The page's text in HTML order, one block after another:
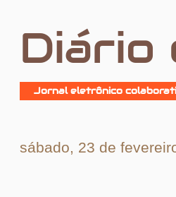
Diário
Jornal eletrônico
sábado, 23 de